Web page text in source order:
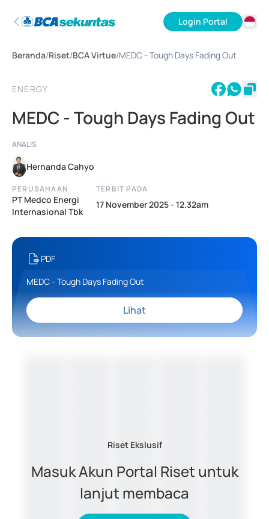
Login Portal
Beranda/Riset/BCA Virtue/MEDC - Tough Days Fading Out
ENERGY
MEDC - Tough Days Fading Out
ANALIS
Hernanda Cahyo
PERUSAHAAN
PT Medco Energi
Internasional Tbk
TERBIT PADA
17 November 2025 - 12.32am
PDF
MEDC - Tough Days Fading Out
Lihat
Riset Ekslusif
Masuk Akun Portal Riset untuk
lanjut membaca